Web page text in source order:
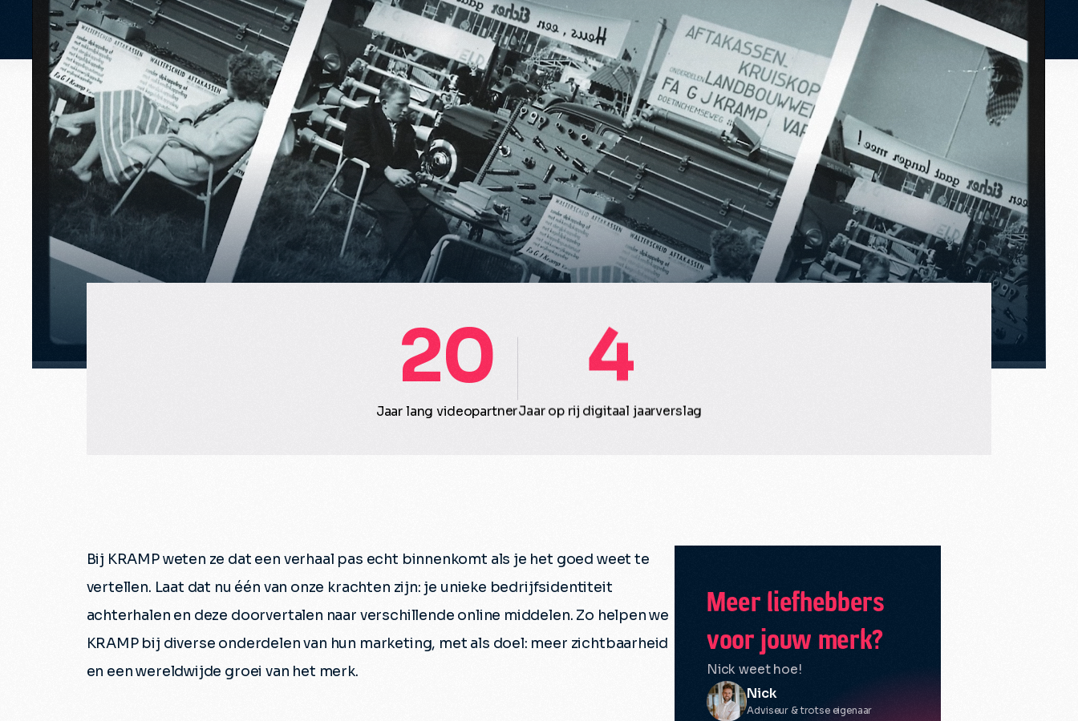
20
Jaar lang videopartner
4
Jaar op rij digitaal jaarverslag
Bij KRAMP weten ze dat een verhaal pas echt binnenkomt als je het goed weet te
vertellen. Laat dat nu één van onze krachten zijn: je unieke bedrijfsidentiteit
achterhalen en deze doorvertalen naar verschillende online middelen. Zo helpen we
KRAMP bij diverse onderdelen van hun marketing, met als doel: meer zichtbaarheid
en een wereldwijde groei van het merk.
Meer liefhebbers
voor jouw merk?
Nick weet hoe!
Nick
Adviseur & trotse eigenaar